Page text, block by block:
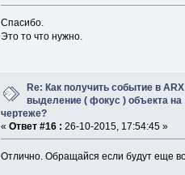
Спасибо.
Это то что нужно.
Re: Как получить событие в ARX
выделение ( фокус ) объекта на
чертеже?
« Ответ #16 : 26-10-2015, 17:54:45 »
Отлично. Обращайся если будут еще